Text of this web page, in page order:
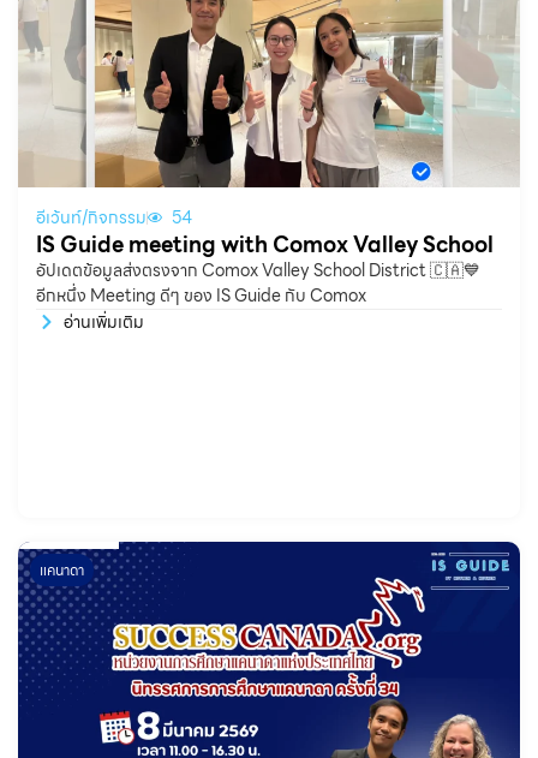
อีเว้นท์/กิจกรรม 54
IS Guide meeting with Comox Valley School
อัปเดตข้อมูลส่งตรงจาก Comox Valley School District 🇨🇦💙
อีกหนึ่ง Meeting ดีๆ ของ IS Guide กับ Comox
อ่านเพิ่มเติม
แคนาดา